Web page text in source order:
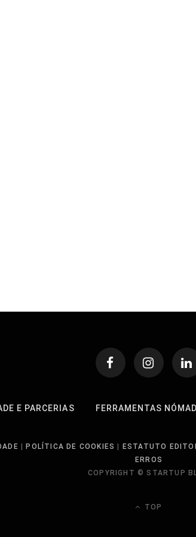
E PARCERIAS FERRAMENTAS
POLÍTICA DE COOKIES ESTATUTO
ERROS
COPYRIGHT © STARTUP
TOP